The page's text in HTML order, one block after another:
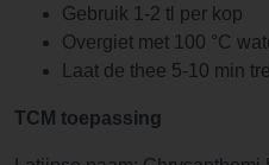
Gebruik 1-2 tl per kop
Overgiet met 100 °C
Laat de thee 5-10 min
TCM toepassing